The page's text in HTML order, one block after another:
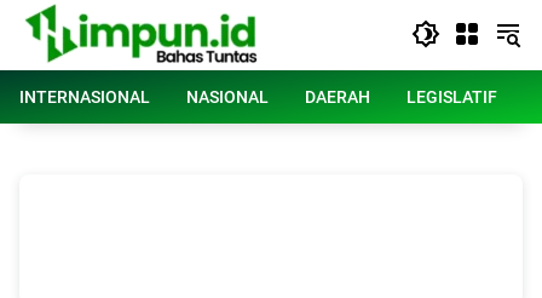
INTERNASIONAL NASIONAL DAERAH LEGISLATIF